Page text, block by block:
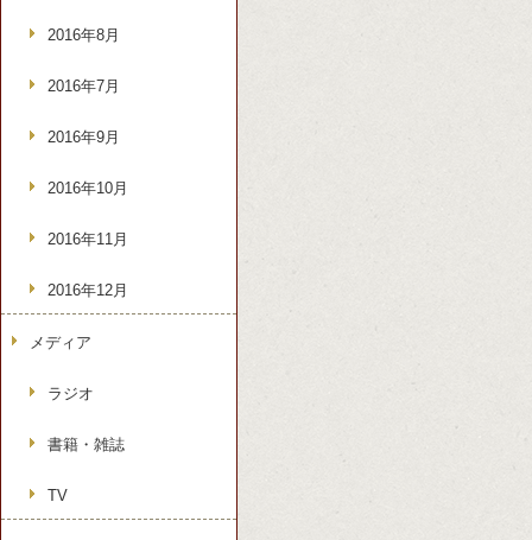
2016年8月
2016年7月
2016年9月
2016年10月
2016年11月
2016年12月
メディア
ラジオ
書籍・雑誌
TV